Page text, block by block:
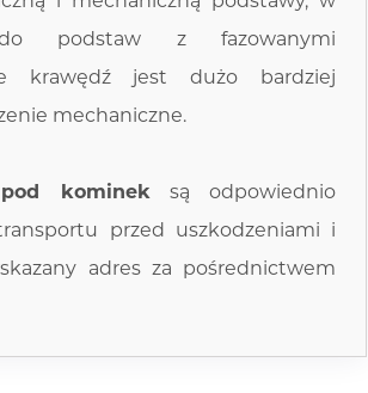
do podstaw z fazowanymi
krawędź jest dużo bardziej
mechaniczne.
komineksą odpowiednio
przed uszkodzeniami i
adres za pośrednictwem